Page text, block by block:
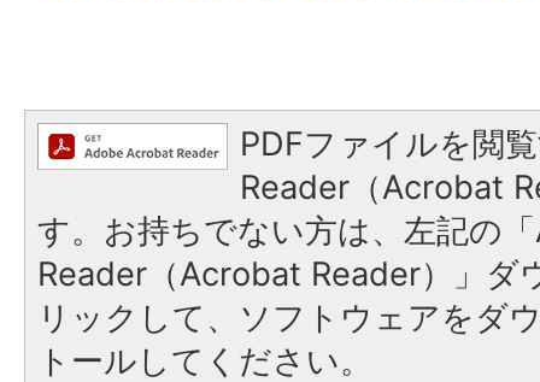
PDFファイルを閲
Reader（Acrobat
す。お持ちでない方は、左記の
Reader（Acrobat Reader）」ダ
リックして、ソフトウェアをダ
トールしてください。